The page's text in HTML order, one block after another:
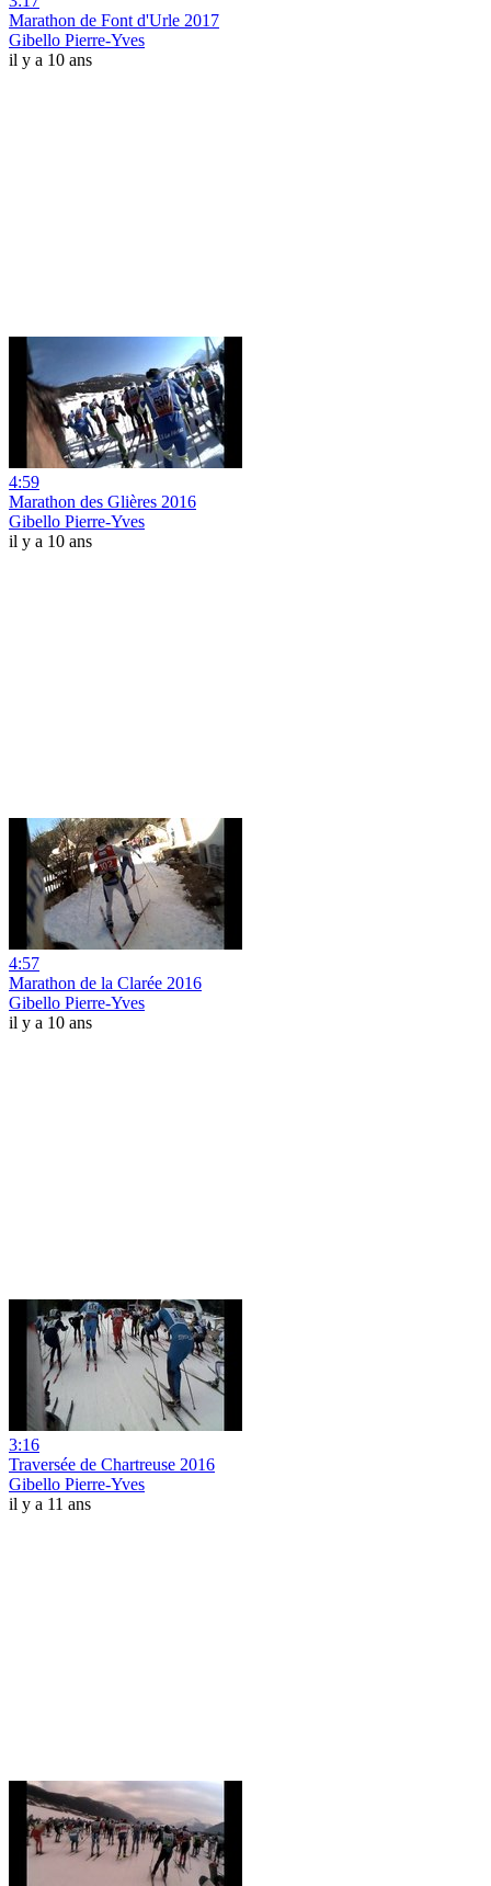
Marathon de Font d'Urle 2017
Gibello Pierre-Yves
il y a 10 ans
4:59
Marathon des Glières 2016
Gibello Pierre-Yves
il y a 10 ans
4:57
Marathon de la Clarée 2016
Gibello Pierre-Yves
il y a 10 ans
3:16
Traversée de Chartreuse 2016
Gibello Pierre-Yves
il y a 11 ans